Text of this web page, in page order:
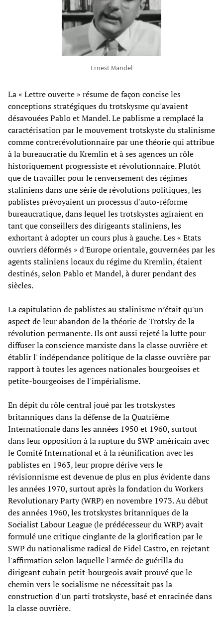
Ernest Mandel
La « Lettre ouverte » résume de façon concise les
conceptions stratégiques du trotskysme qu'avaient
désavouées Pablo et Mandel. Le pablisme a remplacé la
caractérisation par le mouvement trotskyste du stalinisme
comme contrerévolutionnaire par une théorie qui attribue
à la bureaucratie du Kremlin et à ses agences un rôle
historiquement progressiste et révolutionnaire. Plutôt
que de travailler pour le renversement des régimes
staliniens dans une série de révolutions politiques, les
pablistes prévoyaient un processus d'auto-réforme
bureaucratique, dans lequel les trotskystes agiraient en
tant que conseillers des dirigeants staliniens, les
exhortant à adopter un cours plus à gauche. Les « Etats
ouvriers déformés » d'Europe orientale, gouvernées par les
agents staliniens locaux du régime du Kremlin, étaient
destinés, selon Pablo et Mandel, à durer pendant des
siècles.
La capitulation de pablistes au stalinisme n’était qu'un
aspect de leur abandon de la théorie de Trotsky de la
révolution permanente. Ils ont aussi rejeté la lutte pour
diffuser la conscience marxiste dans la classe ouvrière et
établir l' indépendance politique de la classe ouvrière par
rapport à toutes les agences nationales bourgeoises et
petite-bourgeoises de l'impérialisme.
En dépit du rôle central joué par les trotskystes
britanniques dans la défense de la Quatrième
Internationale dans les années 1950 et 1960, surtout
dans leur opposition à la rupture du SWP américain avec
le Comité International et à la réunification avec les
pablistes en 1963, leur propre dérive vers le
révisionnisme est devenue de plus en plus évidente dans
les années 1970, surtout après la fondation du Workers
Revolutionary Party (WRP) en novembre 1973. Au début
des années 1960, les trotskystes britanniques de la
Socialist Labour League (le prédécesseur du WRP) avait
formulé une critique cinglante de la glorification par le
SWP du nationalisme radical de Fidel Castro, en rejetant
l'affirmation selon laquelle l'armée de guérilla du
dirigeant cubain petit-bourgeois avait prouvé que le
chemin vers le socialisme ne nécessitait pas la
construction d'un parti trotskyste, basé et enracinée dans
la classe ouvrière.